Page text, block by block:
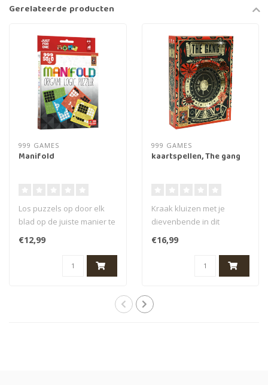
Gerelateerde producten
999 GAMES
Manifold
Los puzzels op door elk
blad op de juiste manier te
vouwen.
Deze hersenkraker t..
€12,99
999 GAMES
kaartspellen, The gang
Kraak kluizen met je
dievenbende in dit
coöperatieve pokerspel!
In The Gang sp..
€16,99